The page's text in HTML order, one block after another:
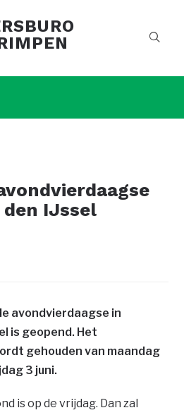
IJssel
avondvierdaagse in
is geopend. Het
gehouden van maandag
3 juni.
is op de vrijdag. Dan zal